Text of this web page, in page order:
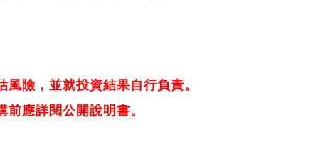
險，並就投資結果自行負責。
應詳閱公開說明書。